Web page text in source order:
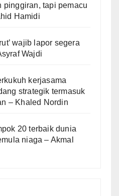
pinggiran, tapi pemacu
Hamidi
wajib lapor segera
Wajdi
kerjasama
strategik termasuk
– Khaled Nordin
20 terbaik dunia
niaga – Akmal